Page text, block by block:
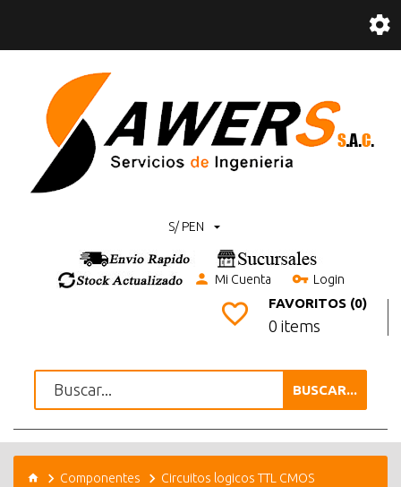
S/ PEN
Mi Cuenta Login
FAVORITOS (0)
0 items
BUSCAR...
Componentes
Circuitos logicos TTL CMOS